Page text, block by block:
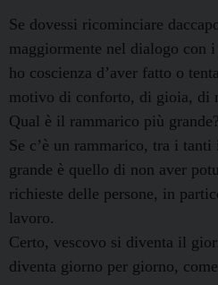
Se dovessi ricominciare
maggiormente nel dialogo con
ho coscienza d’aver fatto o
motivo di conforto, di gioia, di
Qual è il rammarico più grande?
Se c’è un rammarico, tra i
grande è quello di non aver
richieste delle persone, in
lavoro.
Certo, vescovo si diventa il
diventa giorno per giorno,